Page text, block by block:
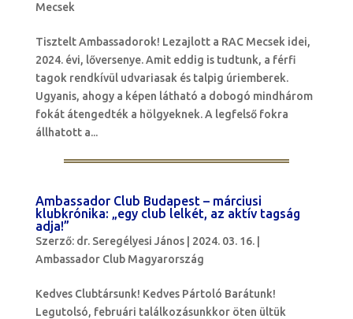
Mecsek
Tisztelt Ambassadorok! Lezajlott a RAC Mecsek idei,
2024. évi, lőversenye. Amit eddig is tudtunk, a férfi
tagok rendkívül udvariasak és talpig úriemberek.
Ugyanis, ahogy a képen látható a dobogó mindhárom
fokát átengedték a hölgyeknek. A legfelső fokra
állhatott a...
Ambassador Club Budapest – márciusi
klubkrónika: „egy club lelkét, az aktív tagság
adja!”
Szerző: dr. Seregélyesi János| 2024. 03. 16.|
Ambassador Club Magyarország
Kedves Clubtársunk! Kedves Pártoló Barátunk!
Legutolsó, februári találkozásunkkor öten ültük